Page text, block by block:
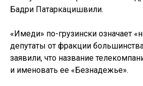
Бадри Патаркацишвили.
«Имеди» по-грузински означает
депутаты от фракции
заявили, что название
и именовать ее «Безнадежье».